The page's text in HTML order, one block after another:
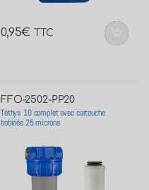
0,95€ TTC
FFO-2502-PP20
Téthys 10 complet avec cartouche
bobinée 25 microns